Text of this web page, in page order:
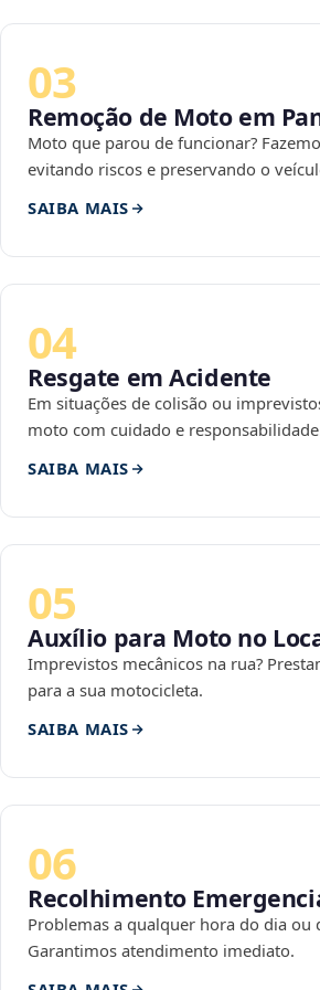
03
Remoção de Moto em
Moto que parou de funcionar?
evitando riscos e preservando o
SAIBA MAIS
04
Resgate em Acidente
Em situações de colisão ou
moto com cuidado e
SAIBA MAIS
05
Auxílio para Moto no
Imprevistos mecânicos na rua?
para a sua motocicleta.
SAIBA MAIS
06
Recolhimento
Problemas a qualquer hora do dia ou
Garantimos atendimento imediato.